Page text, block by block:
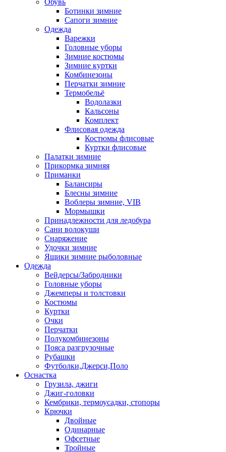
Обувь
Ботинки зимние
Сапоги зимние
Одежда
Варежки
Головные уборы
Зимние костюмы
Зимние куртки
Комбинезоны
Перчатки зимние
Термобельё
Водолазки
Кальсоны
Комплект
Флисовая одежда
Костюмы флисовые
Куртки флисовые
Палатки зимние
Прикормка зимняя
Приманки
Балансиры
Блесны зимние
Воблеры зимние, VIB
Мормышки
Принадлежности для ледобура
Сани волокуши
Снаряжение
Удочки зимние
Ящики зимние рыболовные
Одежда
Вейдерсы/Забродники
Головные уборы
Джемперы и толстовки
Костюмы
Куртки
Очки
Перчатки
Полукомбинезоны
Пояса разгрузочные
Рубашки
Футболки,Джерси,Поло
Оснастка
Грузила, джиги
Джиг-головки
Кембрики, термоусадки, стопоры
Крючки
Двойные
Одинарные
Офсетные
Тройные